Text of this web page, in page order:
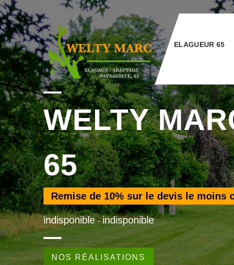
ELAGUEUR 65
WELTY
65
Remise de 10% sur le devis le moins
indisponible - indisponible
NOS RÉALISATIONS